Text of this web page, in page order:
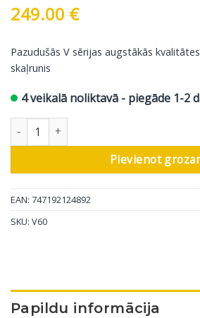
249.00 €
Pazudušās V sērijas augstākās
skaļrunis
4 veikalā noliktavā - piegāde 1-2
Griestu skaļrunis Polk Audio V60
Pievienot
EAN: 747192124892
SKU: V60
Papildu informācija